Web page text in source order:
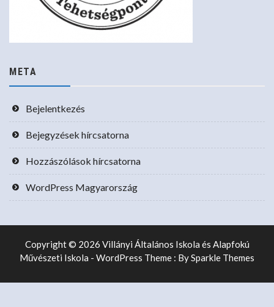
META
Bejelentkezés
Bejegyzések hírcsatorna
Hozzászólások hírcsatorna
WordPress Magyarország
Copyright © 2026 Villányi Általános Iskola és Alapfokú
Művészeti Iskola - WordPress Theme : BySparkle Themes